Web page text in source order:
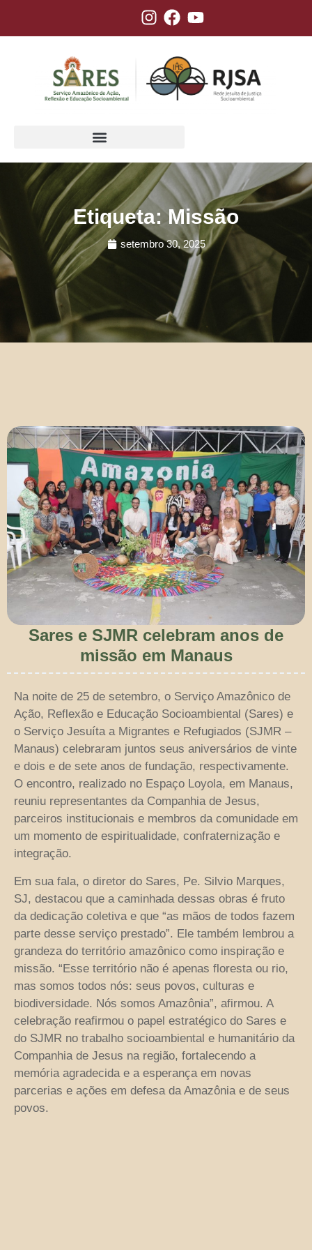
Etiqueta: Missão
setembro 30, 2025
Sares e SJMR celebram anos de
missão em Manaus
Na noite de 25 de setembro, o Serviço Amazônico de
Ação, Reflexão e Educação Socioambiental (Sares) e
o Serviço Jesuíta a Migrantes e Refugiados (SJMR –
Manaus) celebraram juntos seus aniversários de vinte
e dois e de sete anos de fundação, respectivamente.
O encontro, realizado no Espaço Loyola, em Manaus,
reuniu representantes da Companhia de Jesus,
parceiros institucionais e membros da comunidade em
um momento de espiritualidade, confraternização e
integração.
Em sua fala, o diretor do Sares, Pe. Silvio Marques,
SJ, destacou que a caminhada dessas obras é fruto
da dedicação coletiva e que “as mãos de todos fazem
parte desse serviço prestado”. Ele também lembrou a
grandeza do território amazônico como inspiração e
missão. “Esse território não é apenas floresta ou rio,
mas somos todos nós: seus povos, culturas e
biodiversidade. Nós somos Amazônia”, afirmou. A
celebração reafirmou o papel estratégico do Sares e
do SJMR no trabalho socioambiental e humanitário da
Companhia de Jesus na região, fortalecendo a
memória agradecida e a esperança em novas
parcerias e ações em defesa da Amazônia e de seus
povos.